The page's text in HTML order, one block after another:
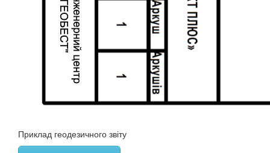
Приклад геодезичного звіту